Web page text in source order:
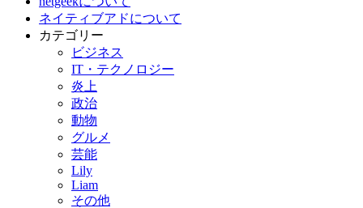
ネイティブアドについて
カテゴリー
ビジネス
IT・テクノロジー
炎上
政治
動物
グルメ
芸能
Lily
Liam
その他